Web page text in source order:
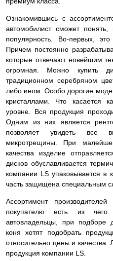
Ознакомившись с
автомобилист сможет
популярность. Во-первых,
Причем постоянно
которые отвечают новейшим
огромная. Можно купить
традиционном серебряном
либо ином. Особо дорогие
кристаллами. Что касается
уровне. Вся продукция
Одним из них является
позволяет увидеть все
микротрещины. При
качества изделие
дисков обуславливается
компании LS упаковывается в
часть защищена специальным
Ассортимент
покупателю есть из
автовладельцы, при подборе
коня хотят подобрать
относительно цены и качества.
продукция компании LS.